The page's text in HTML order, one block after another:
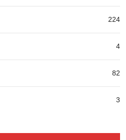
224
4
82
3